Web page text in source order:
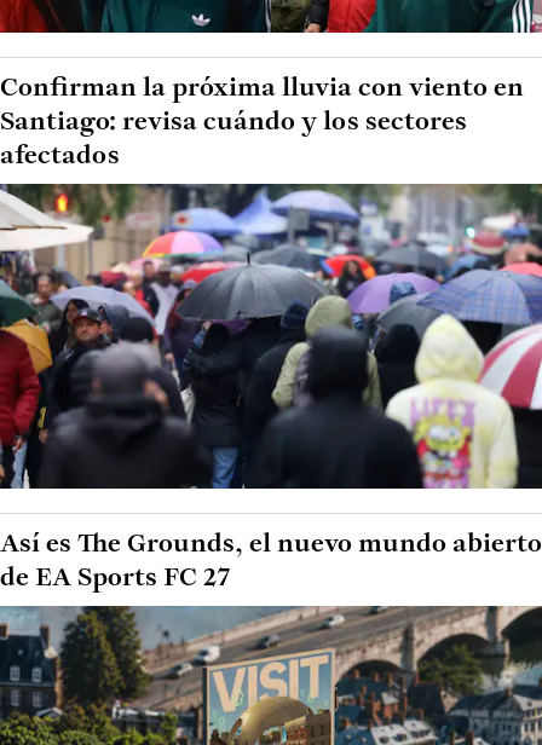
Confirman la próxima lluvia con viento en
Santiago: revisa cuándo y los sectores
afectados
Así es The Grounds, el nuevo mundo abierto
de EA Sports FC 27